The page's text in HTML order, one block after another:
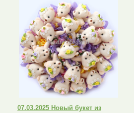
07.03.2025 Новый букет из